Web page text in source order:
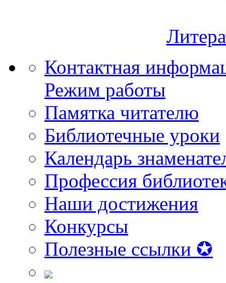
Контактная
Режим работы
Памятка читателю
Библиотечные уроки
Календарь
Профессия
Наши достижения
Конкурсы
Полезные ссылки ✪